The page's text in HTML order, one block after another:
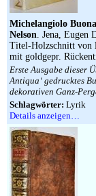
Michelangiolo
Nelson. Jena, Eugen
Titel-Holzschnitt von
mit goldgepr.
Erste Ausgabe dieser
Antiqua‘ gedrucktes
dekorativen Ganz-
Schlagwörter: Lyrik
Details anzeigen…